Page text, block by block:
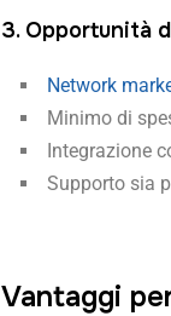
3. Opportunità
Network
Minimo di
Integrazione
Supporto sia
Vantaggi